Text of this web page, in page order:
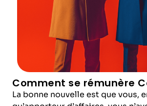
Comment se rémunère
La bonne nouvelle est que vous,